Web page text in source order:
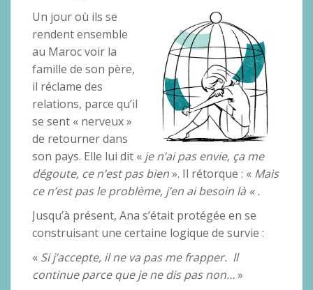
Un jour où ils se
rendent ensemble
au Maroc voir la
famille de son père,
il réclame des
relations, parce qu’il
se sent « nerveux »
de retourner dans
son pays. Elle lui dit « je n’ai pas envie, ça me
dégoute, ce n’est pas bien». Il rétorque : « Mais
ce n’est pas le problème, j’en ai besoin là « .
Jusqu’à présent, Ana s’était protégée en se
construisant une certaine logique de survie :
« Si j’accepte, il ne va pas me frapper. Il
continue parce que je ne dis pas non…»